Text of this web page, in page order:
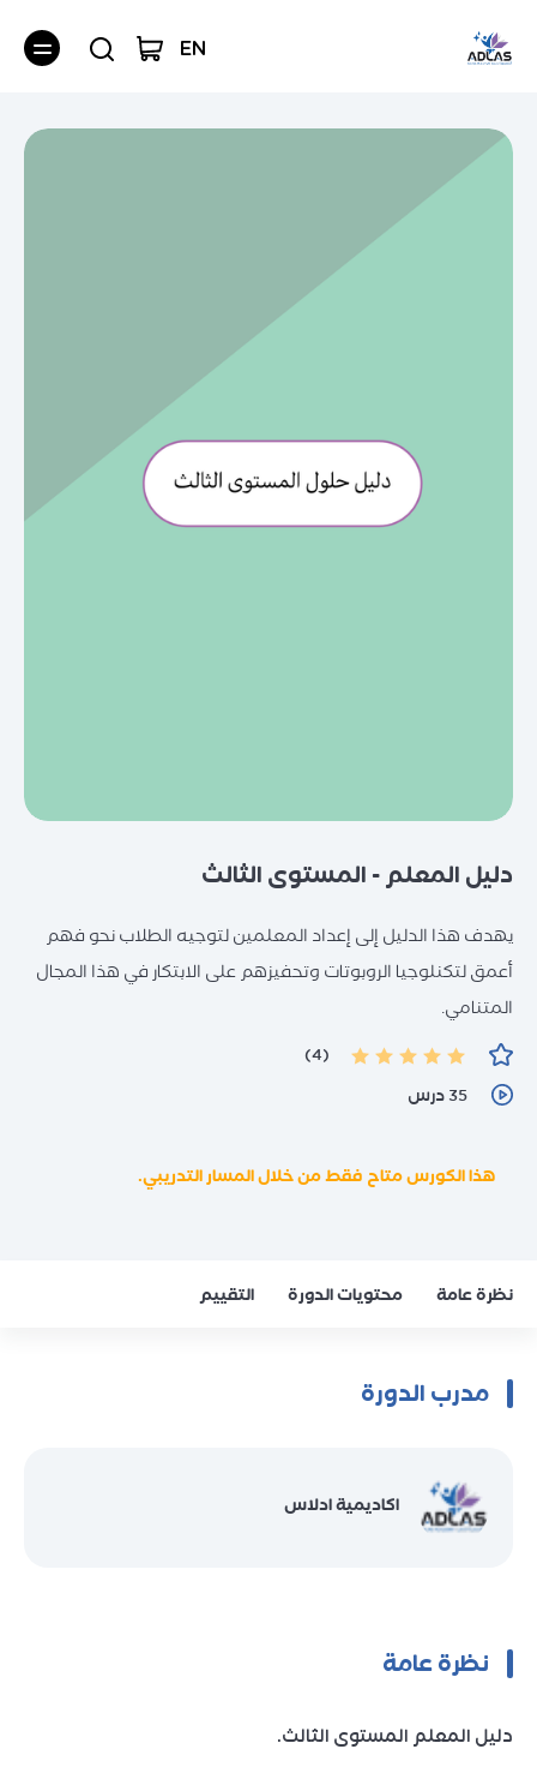
دورات الروبوت والذكاء الاصطناعي
دورات تعلم اللغة الإنجليزية
أساسيات تعلم تطوير الألعاب على Unity
تدريب المدربين وتأهيلهم TOT
EN
دليل المعلم - المستوى الثالث
يهدف هذا الدليل إلى إعداد المعلمين لتوجيه الطلاب نحو فهم
أعمق لتكنلوجيا الروبوتات وتحفيزهم على الابتكار في هذا المجال
المتنامي.
(4)
35 درس
هذا الكورس متاح فقط من خلال المسار التدريبي.
نظرة عامة محتويات الدورة التقييم
مدرب الدورة
اكاديمية ادلاس
نظرة عامة
دليل المعلم المستوى الثالث.